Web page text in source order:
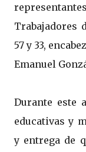
Trabajadores
57 y 33,
Emanuel
Durante este
educativas y
y entrega de